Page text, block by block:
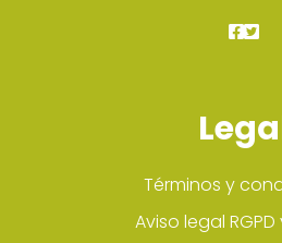
Términos y
Aviso legal RGPD